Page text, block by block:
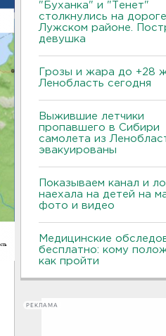
"Буханка" и "Тенет"
столкнулись на
Лужском районе.
девушка
Грозы и жара до +28
Ленобласть сегодня
Выжившие летчики
пропавшего в Сибири
самолета из
эвакуированы
Показываем канал и
наехала на детей на
фото и видео
Медицинские
бесплатно: кому
как пройти
РЕКЛАМА